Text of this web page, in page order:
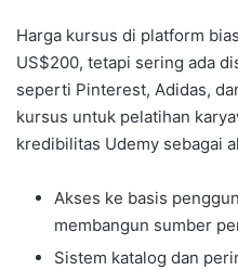
Harga kursus di platform
US$200, tetapi sering ada
seperti Pinterest, Adidas,
kursus untuk pelatihan
kredibilitas Udemy sebagai
Akses ke basis
membangun sumber
Sistem katalog dan